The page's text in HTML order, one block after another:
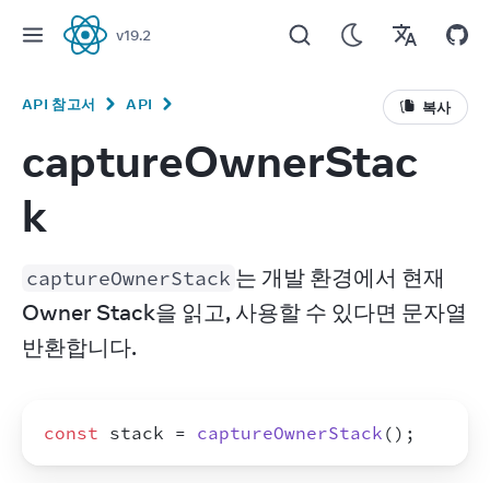
React
v19.2
API 참고서 API 복사
captureOwnerStac
k
captureOwnerStack 는 개발 환경에서 현재
Owner Stack을 읽고, 사용할 수 있다면 문자열
반환합니다.
const stack = captureOwnerStack ( ) ;